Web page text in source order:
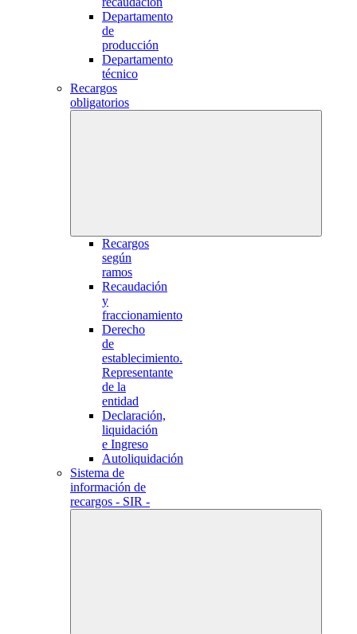
Departamento
de
producción
Departamento
técnico
Recargos
obligatorios
Recargos
según
ramos
Recaudación
y
fraccionamiento
Derecho
de
establecimiento.
Representante
de la
entidad
Declaración,
liquidación
e Ingreso
Autoliquidación
Sistema de
información de
recargos - SIR -